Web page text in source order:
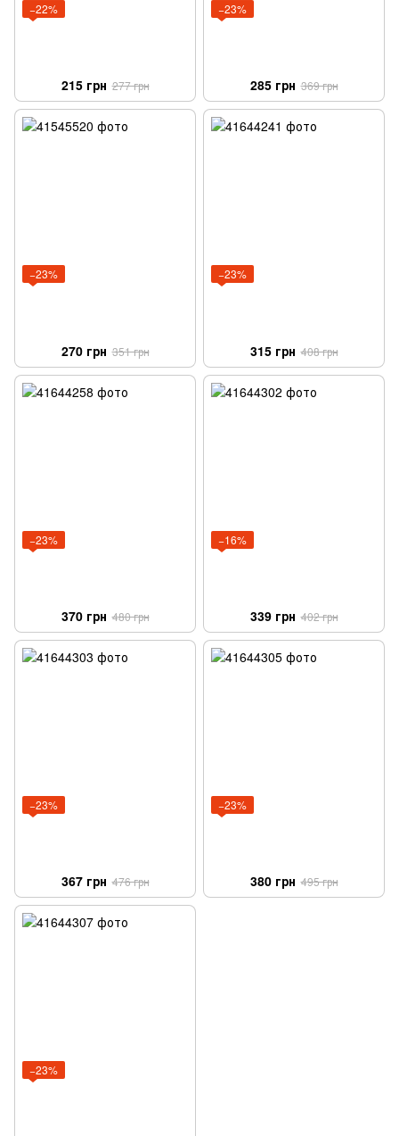
−22%
215 грн 277 грн
−23%
285 грн 369 грн
−23%
270 грн 351 грн
−23%
315 грн 408 грн
−23%
370 грн 480 грн
−16%
339 грн 402 грн
−23%
367 грн 476 грн
−23%
380 грн 495 грн
−23%